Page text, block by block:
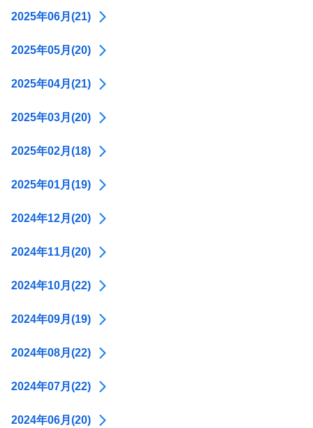
2025年06月(21)
2025年05月(20)
2025年04月(21)
2025年03月(20)
2025年02月(18)
2025年01月(19)
2024年12月(20)
2024年11月(20)
2024年10月(22)
2024年09月(19)
2024年08月(22)
2024年07月(22)
2024年06月(20)